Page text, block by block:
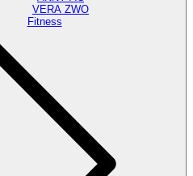
VERA ZWO
Fitness